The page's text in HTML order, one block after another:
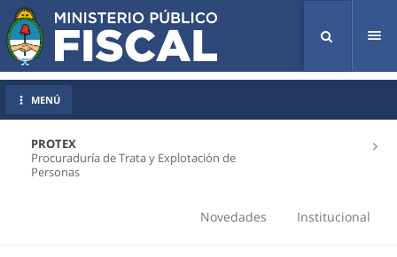
PROTEX
Procuraduría de Trata y Explotación de
Personas
Novedades Institucional
MENÚ